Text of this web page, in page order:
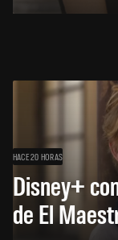
HACE 20 HORAS
Disney+
de El